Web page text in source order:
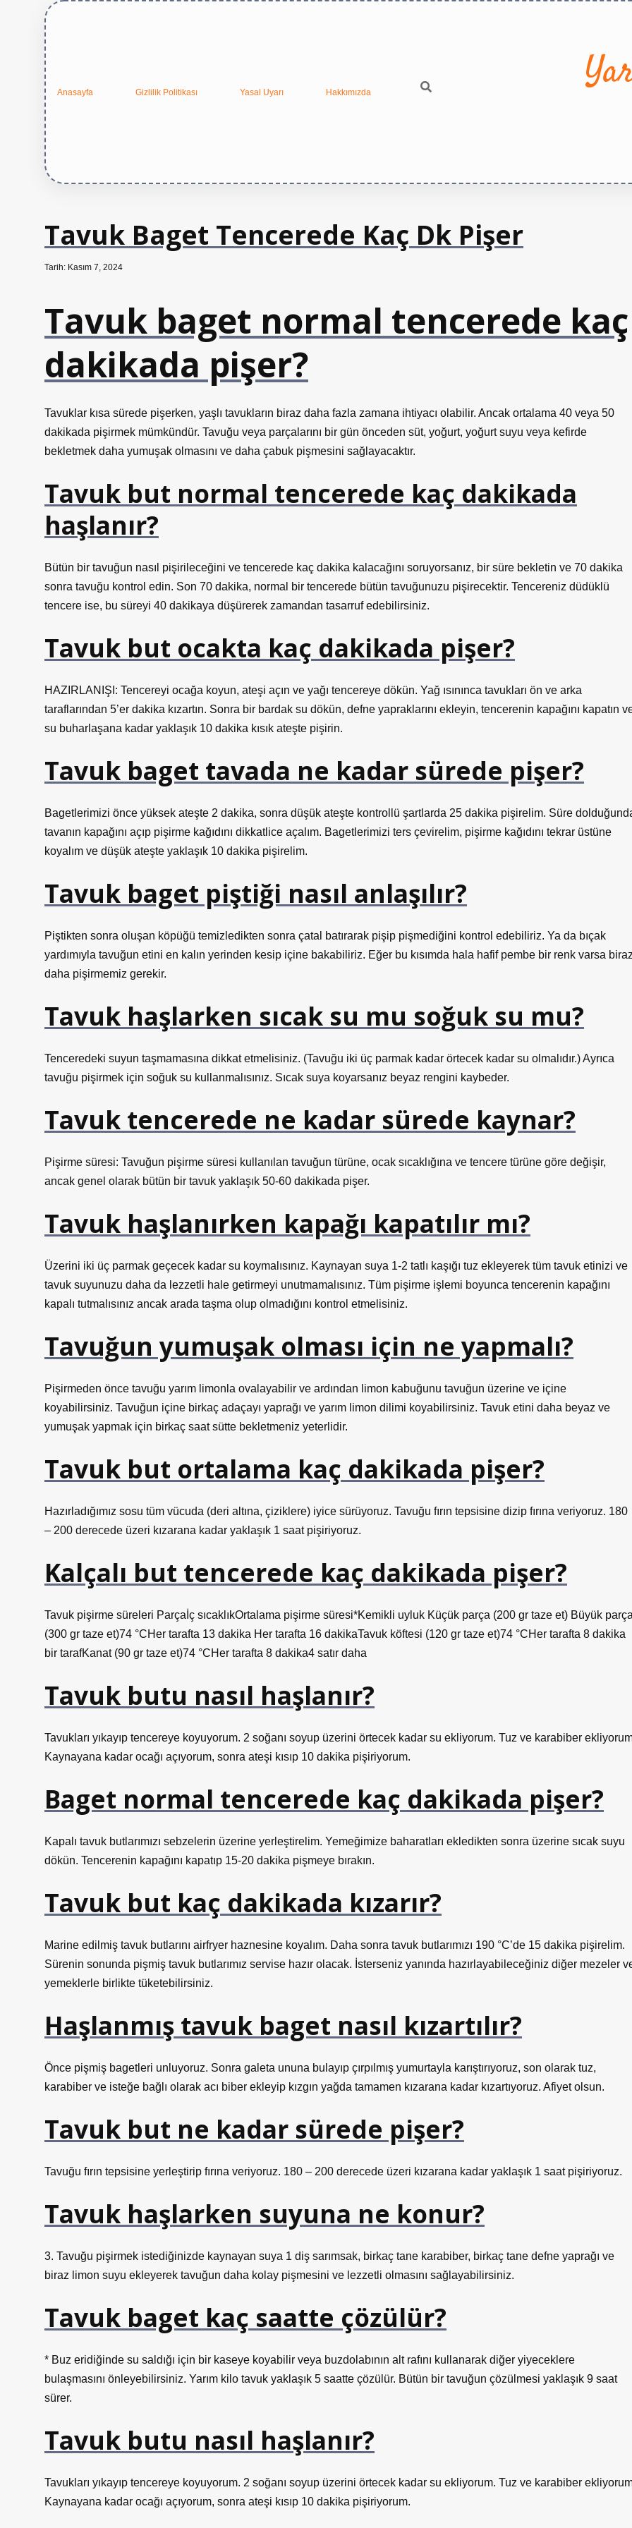
Anasayfa Gizlilik Politikası Yasal Uyarı Hakkımızda
Tavuk Baget Tencerede Kaç Dk Pişer
Tarih: Kasım 7, 2024
Tavuk baget normal tencerede kaç
dakikada pişer?
Tavuklar kısa sürede pişerken, yaşlı tavukların biraz daha fazla zamana ihtiyacı olabilir. Ancak ortalama 40 veya 50
dakikada pişirmek mümkündür. Tavuğu veya parçalarını bir gün önceden süt, yoğurt, yoğurt suyu veya kefirde
bekletmek daha yumuşak olmasını ve daha çabuk pişmesini sağlayacaktır.
Tavuk but normal tencerede kaç dakikada
haşlanır?
Bütün bir tavuğun nasıl pişirileceğini ve tencerede kaç dakika kalacağını soruyorsanız, bir süre bekletin ve 70 dakika
sonra tavuğu kontrol edin. Son 70 dakika, normal bir tencerede bütün tavuğunuzu pişirecektir. Tencereniz düdüklü
tencere ise, bu süreyi 40 dakikaya düşürerek zamandan tasarruf edebilirsiniz.
Tavuk but ocakta kaç dakikada pişer?
HAZIRLANIŞI: Tencereyi ocağa koyun, ateşi açın ve yağı tencereye dökün. Yağ ısınınca tavukları ön ve arka
taraflarından 5’er dakika kızartın. Sonra bir bardak su dökün, defne yapraklarını ekleyin, tencerenin kapağını kapatın
su buharlaşana kadar yaklaşık 10 dakika kısık ateşte pişirin.
Tavuk baget tavada ne kadar sürede pişer?
Bagetlerimizi önce yüksek ateşte 2 dakika, sonra düşük ateşte kontrollü şartlarda 25 dakika pişirelim. Süre
tavanın kapağını açıp pişirme kağıdını dikkatlice açalım. Bagetlerimizi ters çevirelim, pişirme kağıdını tekrar üstüne
koyalım ve düşük ateşte yaklaşık 10 dakika pişirelim.
Tavuk baget piştiği nasıl anlaşılır?
Piştikten sonra oluşan köpüğü temizledikten sonra çatal batırarak pişip pişmediğini kontrol edebiliriz. Ya da bıçak
yardımıyla tavuğun etini en kalın yerinden kesip içine bakabiliriz. Eğer bu kısımda hala hafif pembe bir renk varsa
daha pişirmemiz gerekir.
Tavuk haşlarken sıcak su mu soğuk su mu?
Tenceredeki suyun taşmamasına dikkat etmelisiniz. (Tavuğu iki üç parmak kadar örtecek kadar su olmalıdır.) Ayrıca
tavuğu pişirmek için soğuk su kullanmalısınız. Sıcak suya koyarsanız beyaz rengini kaybeder.
Tavuk tencerede ne kadar sürede kaynar?
Pişirme süresi: Tavuğun pişirme süresi kullanılan tavuğun türüne, ocak sıcaklığına ve tencere türüne göre değişir,
ancak genel olarak bütün bir tavuk yaklaşık 50-60 dakikada pişer.
Tavuk haşlanırken kapağı kapatılır mı?
Üzerini iki üç parmak geçecek kadar su koymalısınız. Kaynayan suya 1-2 tatlı kaşığı tuz ekleyerek tüm tavuk etinizi ve
tavuk suyunuzu daha da lezzetli hale getirmeyi unutmamalısınız. Tüm pişirme işlemi boyunca tencerenin kapağını
kapalı tutmalısınız ancak arada taşma olup olmadığını kontrol etmelisiniz.
Tavuğun yumuşak olması için ne yapmalı?
Pişirmeden önce tavuğu yarım limonla ovalayabilir ve ardından limon kabuğunu tavuğun üzerine ve içine
koyabilirsiniz. Tavuğun içine birkaç adaçayı yaprağı ve yarım limon dilimi koyabilirsiniz. Tavuk etini daha beyaz ve
yumuşak yapmak için birkaç saat sütte bekletmeniz yeterlidir.
Tavuk but ortalama kaç dakikada pişer?
Hazırladığımız sosu tüm vücuda (deri altına, çiziklere) iyice sürüyoruz. Tavuğu fırın tepsisine dizip fırına veriyoruz. 180
– 200 derecede üzeri kızarana kadar yaklaşık 1 saat pişiriyoruz.
Kalçalı but tencerede kaç dakikada pişer?
Tavuk pişirme süreleri Parçaİç sıcaklıkOrtalama pişirme süresi*Kemikli uyluk Küçük parça (200 gr taze et) Büyük
(300 gr taze et)74 °CHer tarafta 13 dakika Her tarafta 16 dakikaTavuk köftesi (120 gr taze et)74 °CHer tarafta 8 dakika
bir tarafKanat (90 gr taze et)74 °CHer tarafta 8 dakika4 satır daha
Tavuk butu nasıl haşlanır?
Tavukları yıkayıp tencereye koyuyorum. 2 soğanı soyup üzerini örtecek kadar su ekliyorum. Tuz ve karabiber
Kaynayana kadar ocağı açıyorum, sonra ateşi kısıp 10 dakika pişiriyorum.
Baget normal tencerede kaç dakikada pişer?
Kapalı tavuk butlarımızı sebzelerin üzerine yerleştirelim. Yemeğimize baharatları ekledikten sonra üzerine sıcak suyu
dökün. Tencerenin kapağını kapatıp 15-20 dakika pişmeye bırakın.
Tavuk but kaç dakikada kızarır?
Marine edilmiş tavuk butlarını airfryer haznesine koyalım. Daha sonra tavuk butlarımızı 190 °C’de 15 dakika pişirelim.
Sürenin sonunda pişmiş tavuk butlarımız servise hazır olacak. İsterseniz yanında hazırlayabileceğiniz diğer mezeler
yemeklerle birlikte tüketebilirsiniz.
Haşlanmış tavuk baget nasıl kızartılır?
Önce pişmiş bagetleri unluyoruz. Sonra galeta ununa bulayıp çırpılmış yumurtayla karıştırıyoruz, son olarak tuz,
karabiber ve isteğe bağlı olarak acı biber ekleyip kızgın yağda tamamen kızarana kadar kızartıyoruz. Afiyet olsun.
Tavuk but ne kadar sürede pişer?
Tavuğu fırın tepsisine yerleştirip fırına veriyoruz. 180 – 200 derecede üzeri kızarana kadar yaklaşık 1 saat pişiriyoruz.
Tavuk haşlarken suyuna ne konur?
3. Tavuğu pişirmek istediğinizde kaynayan suya 1 diş sarımsak, birkaç tane karabiber, birkaç tane defne yaprağı ve
biraz limon suyu ekleyerek tavuğun daha kolay pişmesini ve lezzetli olmasını sağlayabilirsiniz.
Tavuk baget kaç saatte çözülür?
* Buz eridiğinde su saldığı için bir kaseye koyabilir veya buzdolabının alt rafını kullanarak diğer yiyeceklere
bulaşmasını önleyebilirsiniz. Yarım kilo tavuk yaklaşık 5 saatte çözülür. Bütün bir tavuğun çözülmesi yaklaşık 9 saat
sürer.
Tavuk butu nasıl haşlanır?
Tavukları yıkayıp tencereye koyuyorum. 2 soğanı soyup üzerini örtecek kadar su ekliyorum. Tuz ve karabiber
Kaynayana kadar ocağı açıyorum, sonra ateşi kısıp 10 dakika pişiriyorum.